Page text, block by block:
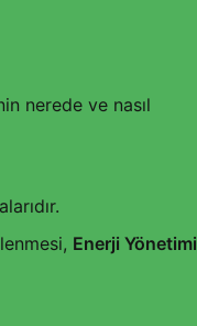
nerede ve nasıl
Enerji Yönetimi